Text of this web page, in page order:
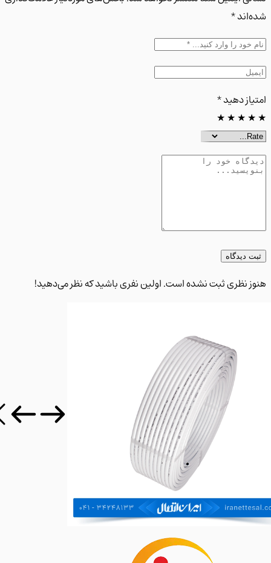
*
دهید*
★
★
★
دیدگاه
نظری ثبت نشده است. اولین نفری باشید که نظر می‌دهید!